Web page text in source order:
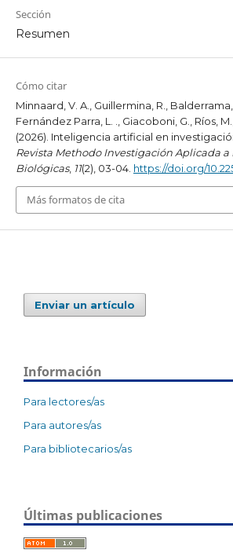
Sección
Resumen
Cómo citar
Minnaard, V. A., Guillermina, R., Balderrama,
Fernández Parra, L. ., Giacoboni, G., Ríos,
(2026). Inteligencia artificial en
Revista Methodo Investigación Aplicada a
Biológicas, 11(2), 03-04. https://doi.org/
Más formatos de cita
Enviar un artículo
Información
Para lectores/as
Para autores/as
Para bibliotecarios/as
Últimas publicaciones